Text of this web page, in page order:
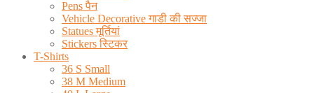
Pens पैन
Vehicle Decorative गाडी की सज्जा
Statues मूर्तियां
Stickers स्टिकर
T-Shirts
36 S Small
38 M Medium